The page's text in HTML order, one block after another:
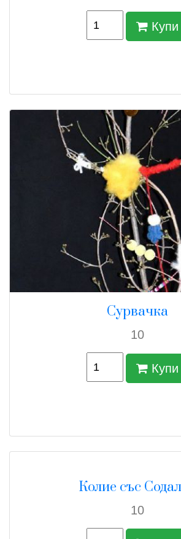
Купи
Сурвачка
10
Купи
Колие със
10